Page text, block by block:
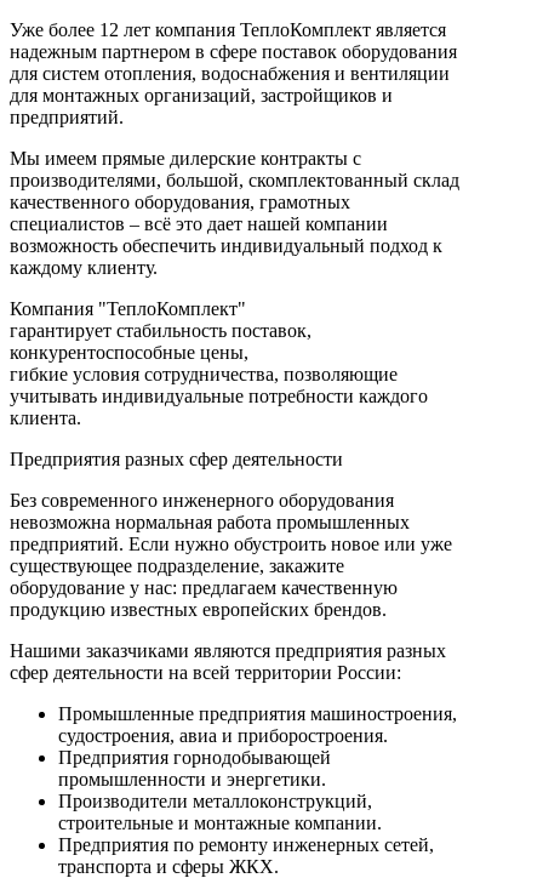
Уже более 12 лет компания ТеплоКомплект является
надежным партнером в сфере поставок оборудования
для систем отопления, водоснабжения и вентиляции
для монтажных организаций, застройщиков и
предприятий.
Мы имеем прямые дилерские контракты с
производителями, большой, скомплектованный склад
качественного оборудования, грамотных
специалистов – всё это дает нашей компании
возможность обеспечить индивидуальный подход к
каждому клиенту.
Компания "ТеплоКомплект"
гарантирует стабильность поставок,
конкурентоспособные цены,
гибкие условия сотрудничества, позволяющие
учитывать индивидуальные потребности каждого
клиента.
Предприятия разных сфер деятельности
Без современного инженерного оборудования
невозможна нормальная работа промышленных
предприятий. Если нужно обустроить новое или уже
существующее подразделение, закажите
оборудование у нас: предлагаем качественную
продукцию известных европейских брендов.
Нашими заказчиками являются предприятия разных
сфер деятельности на всей территории России:
Промышленные предприятия машиностроения,
судостроения, авиа и приборостроения.
Предприятия горнодобывающей
промышленности и энергетики.
Производители металлоконструкций,
строительные и монтажные компании.
Предприятия по ремонту инженерных сетей,
транспорта и сферы ЖКХ.